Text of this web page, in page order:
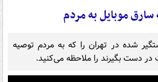
موبایل به مردم
شده در تهران را که به مردم توصیه
دست بگیرند را ملاحظه می‌کنید.